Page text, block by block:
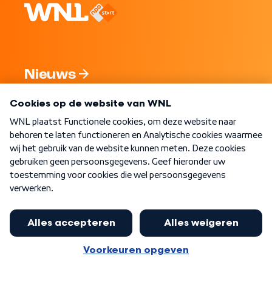
Nieuws
Nieuwsbrief
Word Lid